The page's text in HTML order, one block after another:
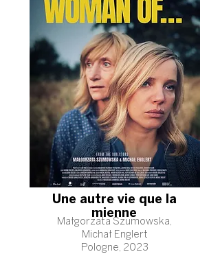
Une autre vie que la
mienne
Małgorzata Szumowska,
Michał Englert
Pologne, 2023